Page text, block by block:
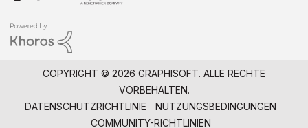
COPYRIGHT © 2026 GRAPHISOFT. ALLE RECHTE
VORBEHALTEN.
DATENSCHUTZRICHTLINIE
NUTZUNGSBEDINGUNGEN
COMMUNITY-RICHTLINIEN